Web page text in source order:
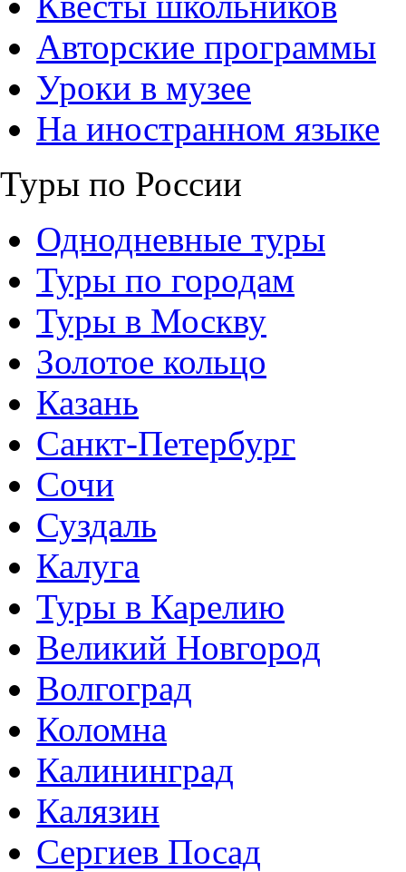
Авторские программы
Уроки в музее
На иностранном языке
Туры по России
Однодневные туры
Туры по городам
Туры в Москву
Золотое кольцо
Казань
Санкт-Петербург
Сочи
Суздаль
Калуга
Туры в Карелию
Великий Новгород
Волгоград
Коломна
Калининград
Калязин
Сергиев Посад